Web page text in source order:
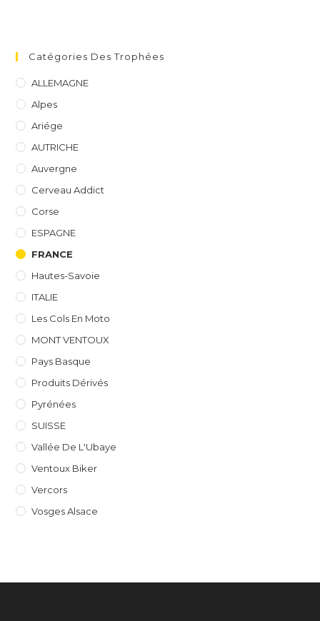
Catégories Des Trophées
ALLEMAGNE
Alpes
Ariége
AUTRICHE
Auvergne
Cerveau Addict
Corse
ESPAGNE
FRANCE
Hautes-Savoie
ITALIE
Les Cols En Moto
MONT VENTOUX
Pays Basque
Produits Dérivés
Pyrénées
SUISSE
Vallée De L'Ubaye
Ventoux Biker
Vercors
Vosges Alsace